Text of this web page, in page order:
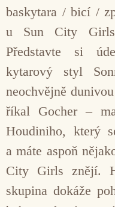
baskytara / bicí /
u Sun City Girls
Představte si
kytarový styl
neochvějně
říkal Gocher –
Houdiniho, který
a máte aspoň
City Girls znějí.
skupina dokáže